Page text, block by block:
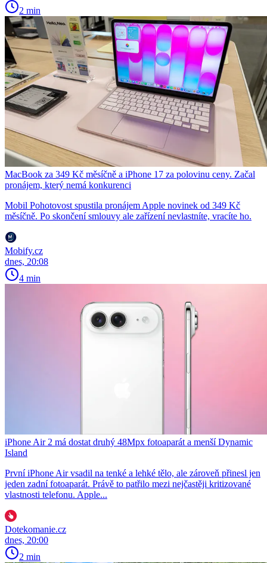
2 min
MacBook za 349 Kč měsíčně a iPhone 17 za polovinu ceny. Začal
pronájem, který nemá konkurenci
Mobil Pohotovost spustila pronájem Apple novinek od 349 Kč
měsíčně. Po skončení smlouvy ale zařízení nevlastníte, vracíte ho.
Mobify.cz
dnes, 20:08
4 min
iPhone Air 2 má dostat druhý 48Mpx fotoaparát a menší Dynamic
Island
První iPhone Air vsadil na tenké a lehké tělo, ale zároveň přinesl jen
jeden zadní fotoaparát. Právě to patřilo mezi nejčastěji kritizované
vlastnosti telefonu. Apple...
Dotekomanie.cz
dnes, 20:00
2 min